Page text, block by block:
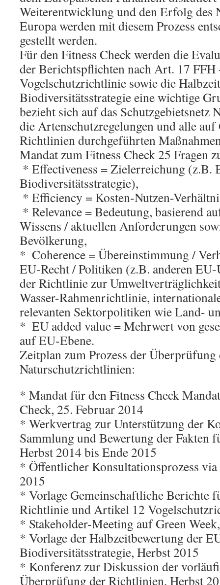
Weiterentwicklung und den Erfolg des
Europa werden mit diesem Prozess
gestellt werden.
Für den Fitness Check werden die
der Berichtspflichten nach Art. 17
Vogelschutzrichtlinie sowie die
Biodiversitätsstrategie eine wichtige
bezieht sich auf das Schutzgebietsnetz
die Artenschutzregelungen und alle
Richtlinien durchgeführten
Mandat zum Fitness Check 25 Fragen
 * Effectiveness = Zielerreichung (z.B.
Biodiversitätsstrategie),
 * Efficiency = Kosten-Nutzen-
 * Relevance = Bedeutung, basierend
Wissens / aktuellen Anforderungen
Bevölkerung,
*  Coherence = Übereinstimmung /
EU-Recht / Politiken (z.B. anderen
der Richtlinie zur
Wasser-Rahmenrichtlinie,
relevanten Sektorpolitiken wie Land-
*  EU added value = Mehrwert von
auf EU-Ebene.
Zeitplan zum Prozess der
Naturschutzrichtlinien:
* Mandat für den Fitness Check
Check, 25. Februar 2014
* Werkvertrag zur Unterstützung der
Sammlung und Bewertung der Fakten
Herbst 2014 bis Ende 2015
* Öffentlicher Konsultationsprozess
2015
* Vorlage Gemeinschaftliche Berichte
Richtlinie und Artikel 12
* Stakeholder-Meeting auf Green
* Vorlage der Halbzeitbewertung der
Biodiversitätsstrategie, Herbst 2015
* Konferenz zur Diskussion der
Überprüfung der Richtlinien, Herbst